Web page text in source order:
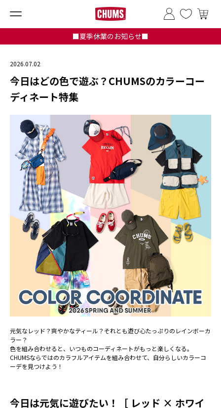
■夏季休業のお知らせ■
2026.07.02
今日はどの色で遊ぶ？CHUMSのカラーコー
ディネート特集
元気なレッド？爽やかなティール？それとも遊び心たっぷりのレインボーカ
ラー？
色を組み合わせると、いつものコーディネートがもっと楽しくなる。
CHUMSならではのカラフルアイテムを組み合わせて、自分らしいカラーコ
ーデを見つけよう！
今日は元気に遊びたい！［ レッド × ホワイ